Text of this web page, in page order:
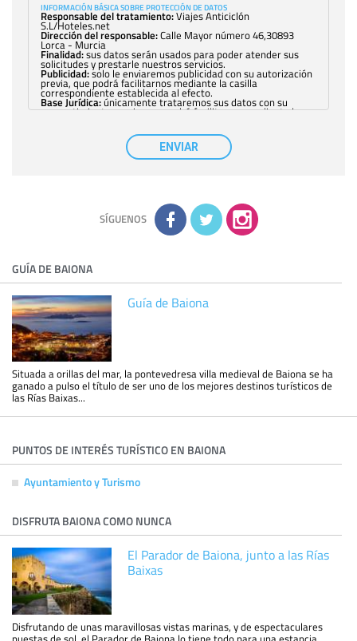
INFORMACIÓN BÁSICA SOBRE PROTECCIÓN DE DATOS
Responsable del tratamiento:Viajes Anticiclón
S.L/Hoteles.net
Dirección del responsable:Calle Mayor número 46,30893
Lorca - Murcia
Finalidad:sus datos serán usados para poder atender sus
solicitudes y prestarle nuestros servicios.
Publicidad:solo le enviaremos publicidad con su autorización
previa, que podrá facilitarnos mediante la casilla
correspondiente establecida al efecto.
Base Jurídica:únicamente trataremos sus datos con su
consentimiento previo, que podrá facilitarnos mediante la
con carácter general, sólo el personal de
nuestra entidad que esté debidamente autorizado podrá
tener conocimiento de la información que le pedimos. No se
comunicarán datos a terceros.
adicional y detallada sobre cómo tratamos sus datos en la
política de privacidad
ENVIAR
SÍGUENOS
GUÍA DE BAIONA
Guía de Baiona
Situada a orillas del mar, la pontevedresa villa medieval de Baiona se ha
ganado a pulso el título de ser uno de los mejores destinos turísticos de
las Rías Baixas...
PUNTOS DE INTERÉS TURÍSTICO EN BAIONA
Ayuntamiento y Turismo
DISFRUTA BAIONA COMO NUNCA
El Parador de Baiona, junto a las Rías
Baixas
Disfrutando de unas maravillosas vistas marinas, y de espectaculares